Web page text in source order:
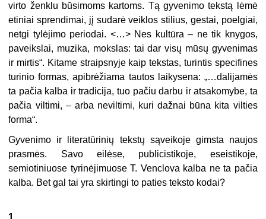
virto ženklu būsimoms kartoms. Tą gyvenimo tekstą lėmė
etiniai sprendimai, jį sudarė veiklos stilius, gestai, poelgiai,
netgi tylėjimo periodai. <…> Nes kultūra – ne tik knygos,
paveikslai, muzika, mokslas: tai dar visų mūsų gyvenimas
ir mirtis“. Kitame straipsnyje kaip tekstas, turintis specifines
turinio formas, apibrėžiama tautos laikysena: „…dalijamės
ta pačia kalba ir tradicija, tuo pačiu darbu ir atsakomybe, ta
pačia viltimi, – arba neviltimi, kuri dažnai būna kita vilties
forma“.
Gyvenimo ir literatūrinių tekstų sąveikoje gimsta naujos
prasmės. Savo eilėse, publicistikoje, eseistikoje,
semiotiniuose tyrinėjimuose T. Venclova kalba ne ta pačia
kalba. Bet gal tai yra skirtingi to paties teksto kodai?